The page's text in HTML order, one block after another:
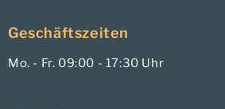
Geschäftszeiten
Mo. - Fr. 09:00 - 17:30 Uhr